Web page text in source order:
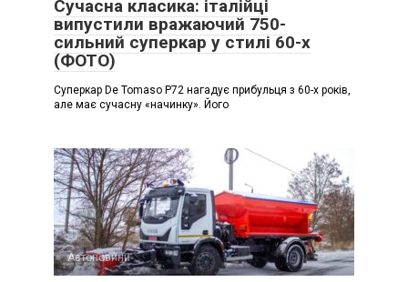
Сучасна класика: італійці
випустили вражаючий 750-
сильний суперкар у стилі 60-х
(ФОТО)
Суперкар De Tomaso P72 нагадує прибульця з 60-х років,
але має сучасну «начинку». Його
Автоновини